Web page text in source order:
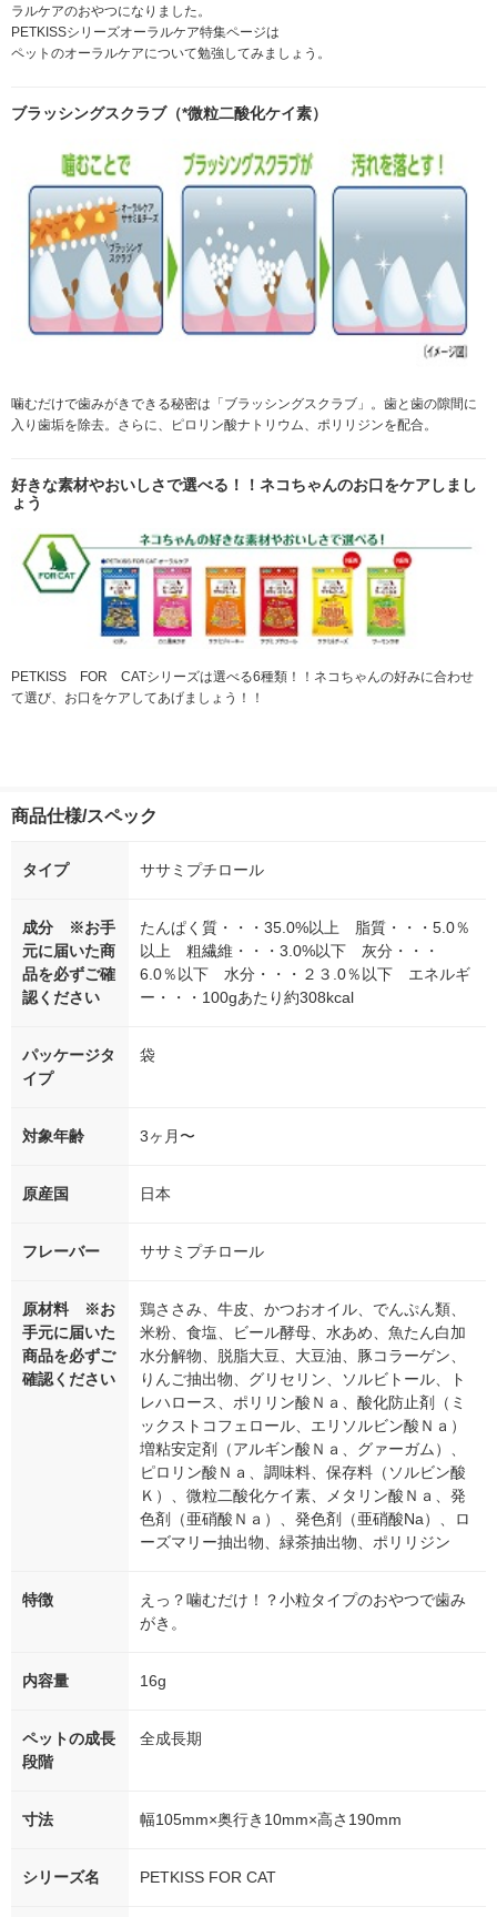
ラルケアのおやつになりました。
PETKISSシリーズオーラルケア特集ページは
ペットのオーラルケアについて勉強してみましょう。
ブラッシングスクラブ（*微粒二酸化ケイ素）
噛むだけで歯みがきできる秘密は「ブラッシングスクラブ」。歯と歯の隙間に
入り歯垢を除去。さらに、ピロリン酸ナトリウム、ポリリジンを配合。
好きな素材やおいしさで選べる！！ネコちゃんのお口をケアしまし
ょう
PETKISS FOR CATシリーズは選べる6種類！！ネコちゃんの好みに合わせ
て選び、お口をケアしてあげましょう！！
商品仕様/スペック
タイプ ササミプチロール
成分 ※お手
元に届いた商
品を必ずご確
認ください
たんぱく質・・・35.0%以上 脂質・・・5.0％
以上 粗繊維・・・3.0%以下 灰分・・・
6.0％以下 水分・・・２３.0％以下 エネルギ
ー・・・100gあたり約308kcal
パッケージタ
イプ
袋
対象年齢 3ヶ月〜
原産国 日本
フレーバー ササミプチロール
原材料 ※お
手元に届いた
商品を必ずご
確認ください
鶏ささみ、牛皮、かつおオイル、でんぷん類、
米粉、食塩、ビール酵母、水あめ、魚たん白加
水分解物、脱脂大豆、大豆油、豚コラーゲン、
りんご抽出物、グリセリン、ソルビトール、ト
レハロース、ポリリン酸Ｎａ、酸化防止剤（ミ
ックストコフェロール、エリソルビン酸Ｎａ）
増粘安定剤（アルギン酸Ｎａ、グァーガム）、
ピロリン酸Ｎａ、調味料、保存料（ソルビン酸
Ｋ）、微粒二酸化ケイ素、メタリン酸Ｎａ、発
色剤（亜硝酸Ｎａ）、発色剤（亜硝酸Na）、ロ
ーズマリー抽出物、緑茶抽出物、ポリリジン
特徴
えっ？噛むだけ！？小粒タイプのおやつで歯み
がき。
内容量 16g
ペットの成長
段階
全成長期
寸法 幅105mm×奥行き10mm×高さ190mm
シリーズ名 PETKISS FOR CAT